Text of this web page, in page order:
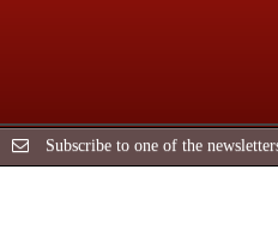
Subscribe to one of the